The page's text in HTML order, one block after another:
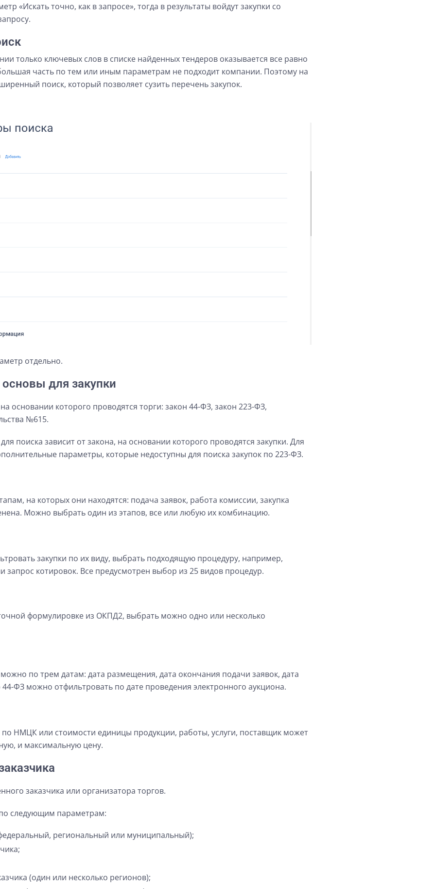
«Искать точно, как в запросе», тогда в результаты войдут закупки со
только ключевых слов в списке найденных тендеров оказывается все равно
часть по тем или иным параметрам не подходит компании. Поэтому на
поиск, который позволяет сузить перечень закупок.
отдельно.
для закупки
основании которого проводятся торги: закон 44-ФЗ, закон 223-ФЗ,
№615.
поиска зависит от закона, на основании которого проводятся закупки. Для
параметры, которые недоступны для поиска закупок по 223-ФЗ.
на которых они находятся: подача заявок, работа комиссии, закупка
Можно выбрать один из этапов, все или любую их комбинацию.
закупки по их виду, выбрать подходящую процедуру, например,
запрос котировок. Все предусмотрен выбор из 25 видов процедур.
формулировке из ОКПД2, выбрать можно одно или несколько
по трем датам: дата размещения, дата окончания подачи заявок, дата
ФЗ можно отфильтровать по дате проведения электронного аукциона.
по НМЦК или стоимости единицы продукции, работы, услуги, поставщик может
и максимальную цену.
заказчика или организатора торгов.
следующим параметрам:
региональный или муниципальный);
(один или несколько регионов);